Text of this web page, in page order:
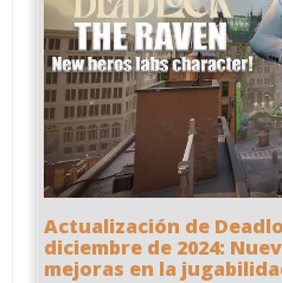
Actualización de
diciembre de 2024:
mejoras en la